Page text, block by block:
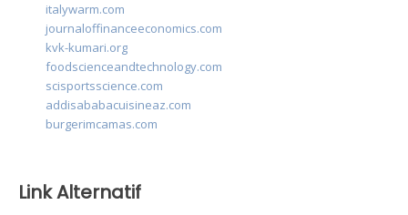
italywarm.com
journaloffinanceeconomics.com
kvk-kumari.org
foodscienceandtechnology.com
scisportsscience.com
addisababacuisineaz.com
burgerimcamas.com
Link Alternatif